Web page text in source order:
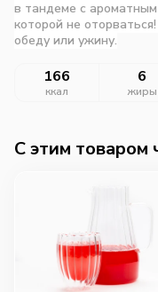
в тандеме с
которой не
обеду или ужину.
166
ккал
6
жиры
C этим товаром